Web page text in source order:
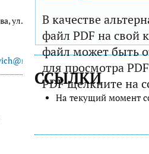
ул.
В качестве
файл PDF на свой
файл может быть
для просмотра
PDF щелкните на
ССЫЛКИ
На текущий момент